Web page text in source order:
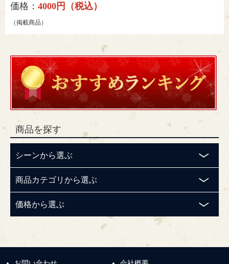
価格： 4000円（税込）
（掲載商品）
商品を探す
シーンから選ぶ
商品カテゴリから選ぶ
価格から選ぶ